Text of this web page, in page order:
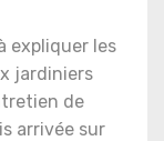
expliquer les
jardiniers
de
arrivée sur